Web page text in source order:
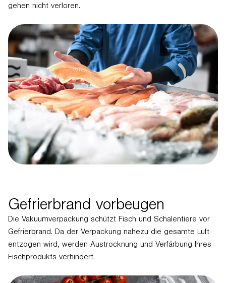
gehen nicht verloren.
Gefrierbrand vorbeugen
Die Vakuumverpackung schützt Fisch und Schalentiere vor
Gefrierbrand. Da der Verpackung nahezu die gesamte Luft
entzogen wird, werden Austrocknung und Verfärbung Ihres
Fischprodukts verhindert.